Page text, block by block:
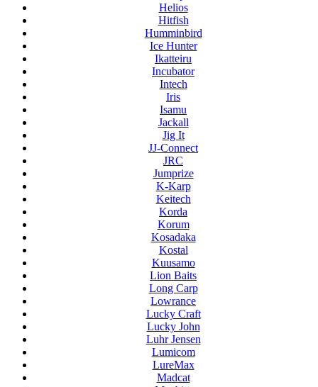
Helios
Hitfish
Humminbird
Ice Hunter
Ikatteiru
Incubator
Intech
Iris
Isamu
Jackall
Jig It
JJ-Connect
JRC
Jumprize
K-Karp
Keitech
Korda
Korum
Kosadaka
Kostal
Kuusamo
Lion Baits
Long Carp
Lowrance
Lucky Craft
Lucky John
Luhr Jensen
Lumicom
LureMax
Madcat